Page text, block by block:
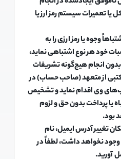
تعمیرات سیستم رمز ارز یا
وجوه یا رمز ارزی را به
خود هر نوع اشتباهی نماید،
انجام هیچ‌گونه تشریفات
از متعهد (صاحب حساب) در
وی اقدام نماید و تشخیص
یا پرداخت بدون حق و لزوم
بود.
تغییر آدرس ایمیل، نام
نخواهد داشت، لطفاً در
آورید.